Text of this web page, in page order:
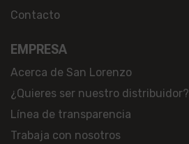
Contacto
EMPRESA
Acerca de San Lorenzo
¿Quieres ser nuestro distribuidor?
Línea de transparencia
Trabaja con nosotros